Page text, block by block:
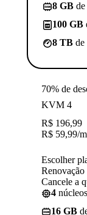
8 GB
100 GB
8 TB de
70% de
KVM 4
R$ 196,99
R$ 59,99/
Escolher
Renovação
Cancele a
4
16 GB